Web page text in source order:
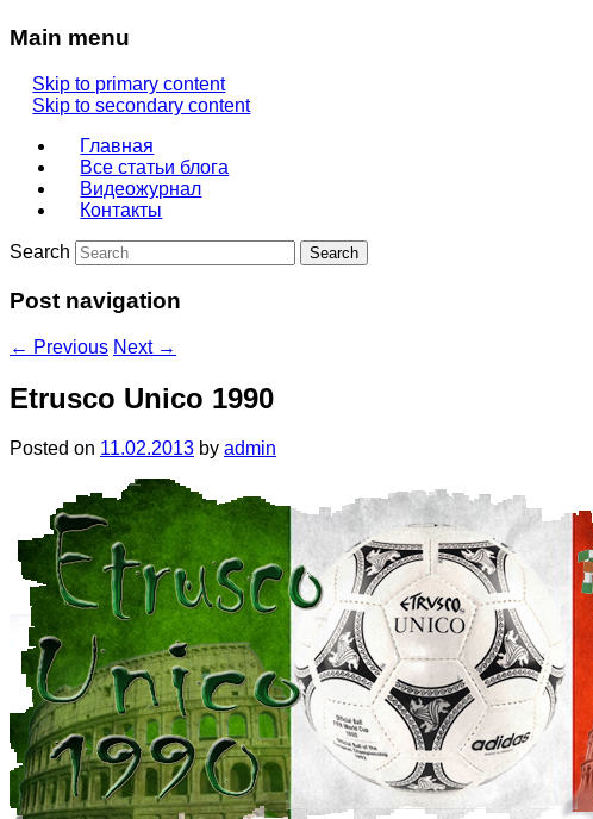
Main menu
Skip to primary content
Skip to secondary content
Главная
Все статьи блога
Видеожурнал
Контакты
Search
Post navigation
← Previous Next →
Etrusco Unico 1990
Posted on 11.02.2013 by admin